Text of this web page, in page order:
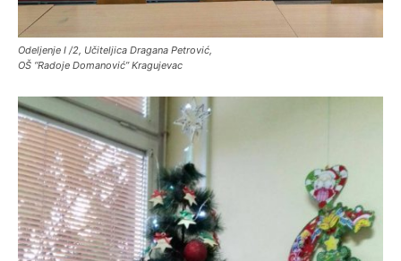
Odeljenje I /2, Učiteljica Dragana Petrović,
OŠ “Radoje Domanović” Kragujevac